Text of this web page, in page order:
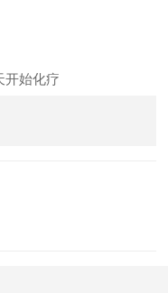
开始化疗